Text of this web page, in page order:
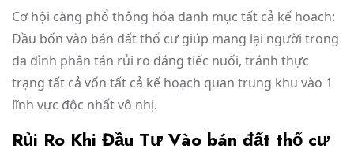
Cơ hội càng phổ thông hóa danh mục tất cả kế hoạch:
Đầu bốn vào bán đất thổ cư giúp mang lại người trong
da đình phân tán rủi ro đáng tiếc nuối, tránh thực
trạng tất cả vốn tất cả kế hoạch quan trung khu vào 1
lĩnh vực độc nhất vô nhị.
Rủi Ro Khi Đầu Tư Vào bán đất thổ cư